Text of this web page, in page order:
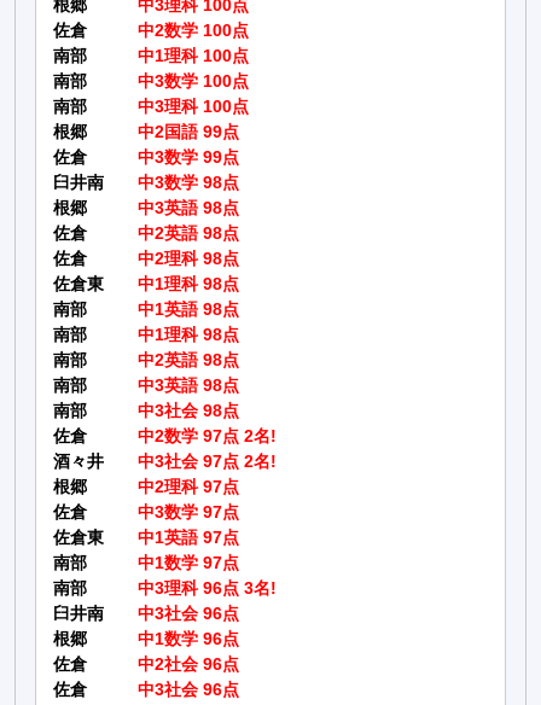
根郷
中3理科 100点
佐倉
中2数学 100点
南部
中1理科 100点
南部
中3数学 100点
南部
中3理科 100点
根郷
中2国語 99点
佐倉
中3数学 99点
臼井南
中3数学 98点
根郷
中3英語 98点
佐倉
中2英語 98点
佐倉
中2理科 98点
佐倉東
中1理科 98点
南部
中1英語 98点
南部
中1理科 98点
南部
中2英語 98点
南部
中3英語 98点
南部
中3社会 98点
佐倉
中2数学 97点 2名!
酒々井
中3社会 97点 2名!
根郷
中2理科 97点
佐倉
中3数学 97点
佐倉東
中1英語 97点
南部
中1数学 97点
南部
中3理科 96点 3名!
臼井南
中3社会 96点
根郷
中1数学 96点
佐倉
中2社会 96点
佐倉
中3社会 96点